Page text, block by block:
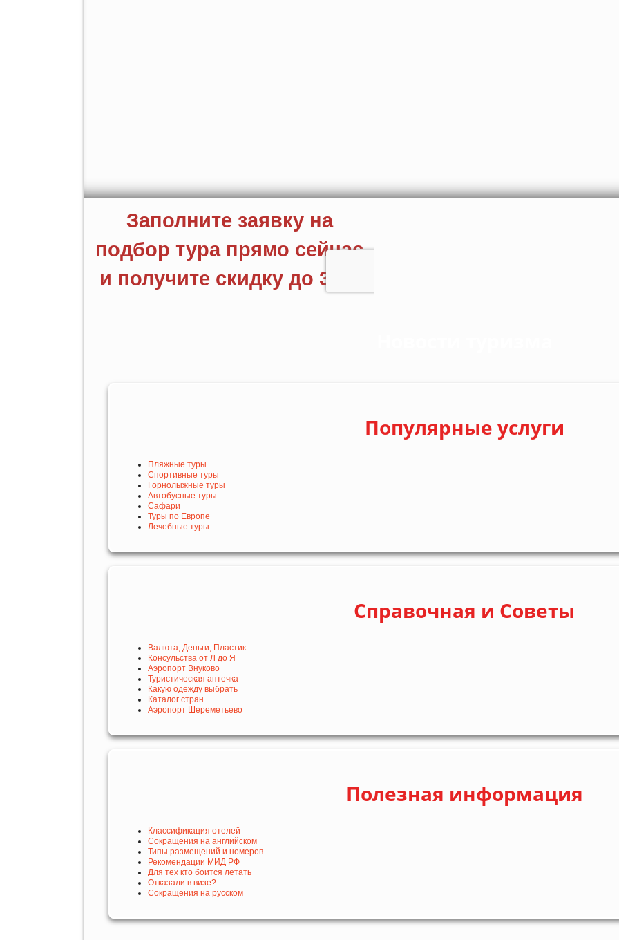
Популярные услуги
Пляжные туры
Спортивные туры
Горнолыжные туры
Автобусные туры
Сафари
Туры по Европе
Лечебные туры
Справочная и Советы
Валюта; Деньги; Пластик
Консульства от Л до Я
Аэропорт Внуково
Туристическая аптечка
Какую одежду выбрать
Каталог стран
Аэропорт Шереметьево
Полезная информация
Классификация отелей
Сокращения на английском
Типы размещений и номеров
Рекомендации МИД РФ
Для тех кто боится летать
Отказали в визе?
Сокращения на русском